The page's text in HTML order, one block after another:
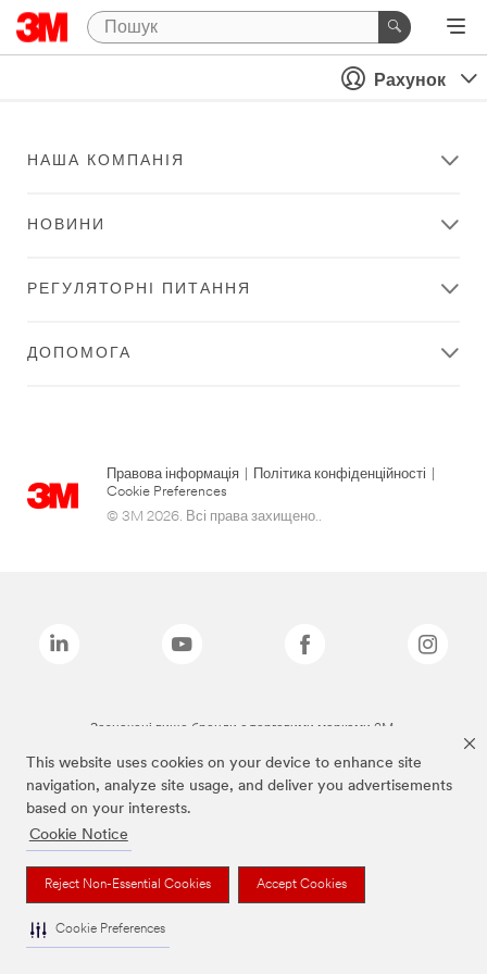
This website uses cookies on your device to enhance site
navigation, analyze site usage, and deliver you advertisements
based on your interests.
Cookie Notice
Reject Non-Essential Cookies Accept Cookies
Cookie Preferences
Рахунок
НАША КОМПАНІЯ
НОВИНИ
РЕГУЛЯТОРНІ ПИТАННЯ
ДОПОМОГА
Правова інформація Політика конфіденційності
Cookie Preferences
© 3M 2026. Всі права захищено..
Зазначені вище бренди є торговими марками 3M.